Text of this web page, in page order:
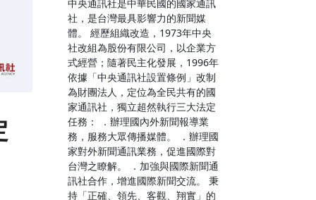
中央通訊社是中華民國的國家通訊
社，是台灣最具影響力的新聞媒
體。 經歷組織改造，1973年中央
社改組為股份有限公司，以企業方
式經營；隨著民主化發展，1996年
依據「中央通訊社設置條例」改制
為財團法人，定位為全民共有的國
家通訊社，獨立超然執行三大法定
任務： ．辦理國內外新聞報導業
務，服務大眾傳播媒體。 ．辦理國
家對外新聞通訊業務，促進國際對
台灣之瞭解。 ．加強與國際新聞通
訊社合作，增進國際新聞交流。 秉
持「正確、領先、客觀、翔實」的